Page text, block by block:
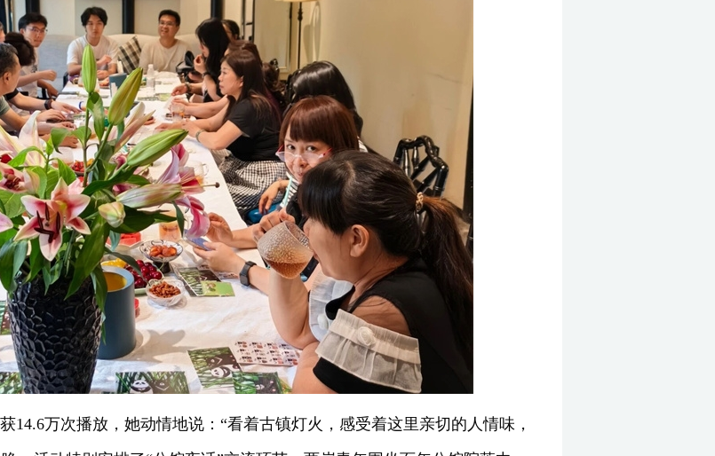
14.6万次播放，她动情地说：“看着古镇灯火，感受着这里亲切的人情味，